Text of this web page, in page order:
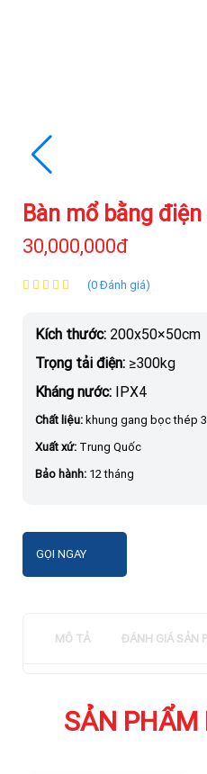
Bàn mổ bằng
30,000,000đ
(0 Đánh giá)
Kích thước: 200x50×50cm
Trọng tải điện: ≥300kg
Kháng nước: IPX4
Chất liệu:khung gang bọc thép
Xuất xứ: Trung Quốc
Bảo hành: 12 tháng
GỌI NGAY
MÔ TẢ ĐÁNH GIÁ SẢN
SẢN PHẨM